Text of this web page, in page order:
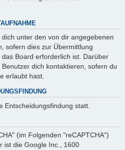
unter den von dir angegebenen
sofern dies zur Übermittlung
Board erforderlich ist. Darüber
dich kontaktieren, sofern du
erlaubt hast.
Entscheidungsfindung statt.
(im Folgenden "reCAPTCHA")
ist die Google Inc., 1600